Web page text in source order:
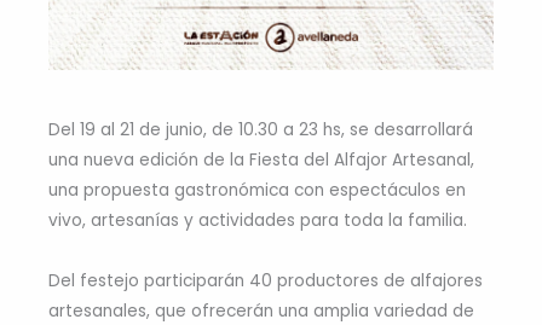
Del 19 al 21 de junio, de 10.30 a 23 hs, se desarrollará
una nueva edición de la Fiesta del Alfajor Artesanal,
una propuesta gastronómica con espectáculos en
vivo, artesanías y actividades para toda la familia.
Del festejo participarán 40 productores de alfajores
artesanales, que ofrecerán una amplia variedad de